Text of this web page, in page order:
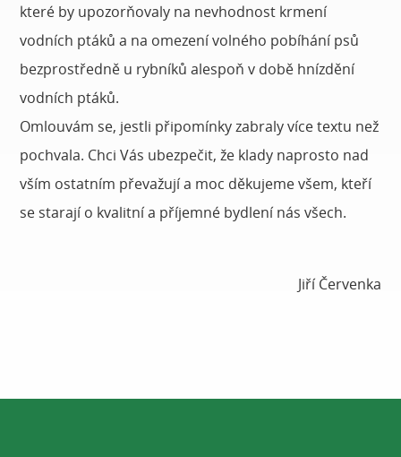
které by upozorňovaly na nevhodnost krmení
vodních ptáků a na omezení volného pobíhání psů
bezprostředně u rybníků alespoň v době hnízdění
vodních ptáků.
Omlouvám se, jestli připomínky zabraly více textu než
pochvala. Chci Vás ubezpečit, že klady naprosto nad
vším ostatním převažují a moc děkujeme všem, kteří
se starají o kvalitní a příjemné bydlení nás všech.
Jiří Červenka